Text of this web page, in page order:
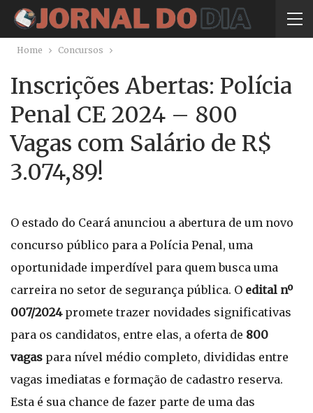
Home Concursos
Inscrições Abertas: Polícia
Penal CE 2024 – 800
Vagas com Salário de R$
3.074,89!
O estado do Ceará anunciou a abertura de um novo
concurso público para a Polícia Penal, uma
oportunidade imperdível para quem busca uma
carreira no setor de segurança pública. O edital nº
007/2024promete trazer novidades significativas
para os candidatos, entre elas, a oferta de 800
vagas para nível médio completo, divididas entre
vagas imediatas e formação de cadastro reserva.
Esta é sua chance de fazer parte de uma das